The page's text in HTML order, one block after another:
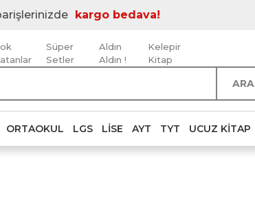
kargo bedava!
Süper
Setler
Aldın
Aldın !
Kelepir
Kitap
ARA
ORTAOKUL LGS LISE AYT TYT UCUZ KITAP